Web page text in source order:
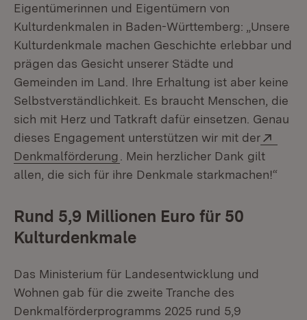
Eigentümerinnen und Eigentümern von
Kulturdenkmalen in Baden-Württemberg: „Unsere
Kulturdenkmale machen Geschichte erlebbar und
prägen das Gesicht unserer Städte und
Gemeinden im Land. Ihre Erhaltung ist aber keine
Selbstverständlichkeit. Es braucht Menschen, die
sich mit Herz und Tatkraft dafür einsetzen. Genau
dieses Engagement unterstützen wir mit der
Denkmalförderung (Öffnet in neuem Fenster)
. Mein herzlicher Dank gilt
allen, die sich für ihre Denkmale starkmachen!“
Rund 5,9 Millionen Euro für 50
Kulturdenkmale
Das Ministerium für Landesentwicklung und
Wohnen gab für die zweite Tranche des
Denkmalförderprogramms 2025 rund 5,9